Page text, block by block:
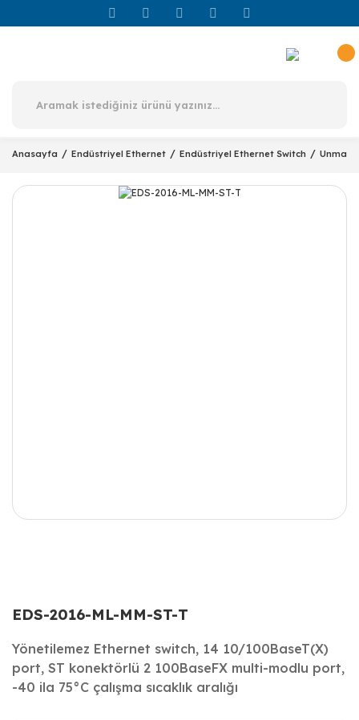
Anasayfa Endüstriyel Ethernet Endüstriyel Ethernet Switch
EDS-2016-ML-MM-ST-T
Yönetilemez Ethernet switch, 14 10/100BaseT(X)
port, ST konektörlü 2 100BaseFX multi-modlu port,
-40 ila 75°C çalışma sıcaklık aralığı